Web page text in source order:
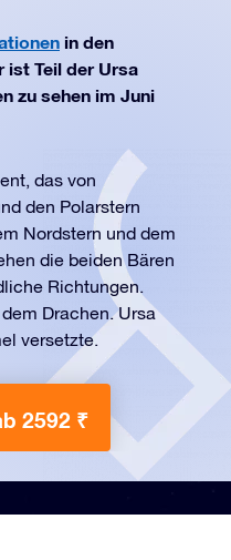
in den
ist Teil der Ursa
zu sehen im Juni
das von
den Polarstern
Nordstern und dem
die beiden Bären
Richtungen.
Drachen. Ursa
versetzte.
2592 ₹